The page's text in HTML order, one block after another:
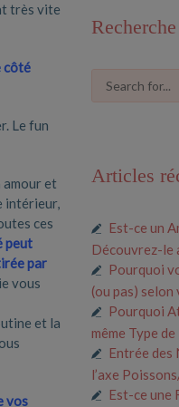
très vite
côté
Le fun
et
intérieur,
ces
peut
par
vous
et la
vos
sur sur
Recherche
Articles
Est-ce un
Découvrez-le
Pourquoi
(ou pas)
Pourquoi
même Type
Entrée des
l’axe
Est-ce une